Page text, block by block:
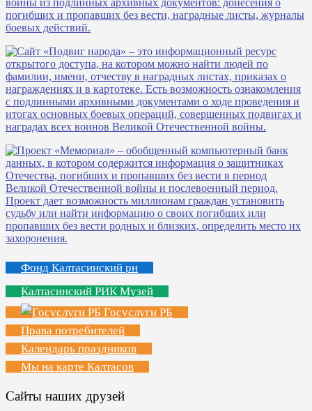
Фонд Калтасинский рн
Калтасинский РИК Музей
Госуслуги РБ
Права потребителей
Календарь праздников
Мы на карте Калтасов
Сайты наших друзей